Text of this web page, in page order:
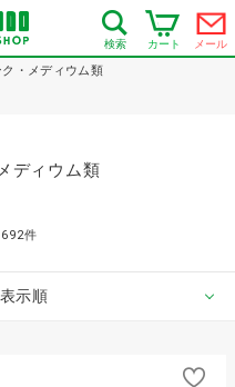
検索 カート メール
・メディウム類
ディウム類
692件
表示順